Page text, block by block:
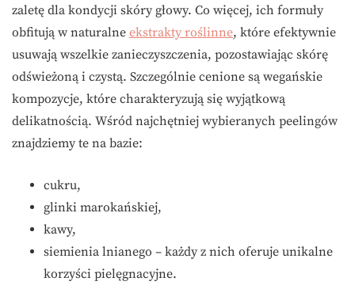
zaletę dla kondycji skóry głowy. Co więcej, ich formuły
obfitują w naturalne ekstrakty roślinne, które efektywnie
usuwają wszelkie zanieczyszczenia, pozostawiając skórę
odświeżoną i czystą. Szczególnie cenione są wegańskie
kompozycje, które charakteryzują się wyjątkową
delikatnością. Wśród najchętniej wybieranych peelingów
znajdziemy te na bazie:
cukru,
glinki marokańskiej,
kawy,
siemienia lnianego – każdy z nich oferuje unikalne
korzyści pielęgnacyjne.